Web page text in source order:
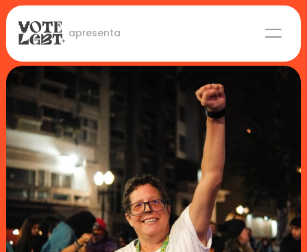
apresenta
Candidaturas
Lideranças eleitas
Sobre